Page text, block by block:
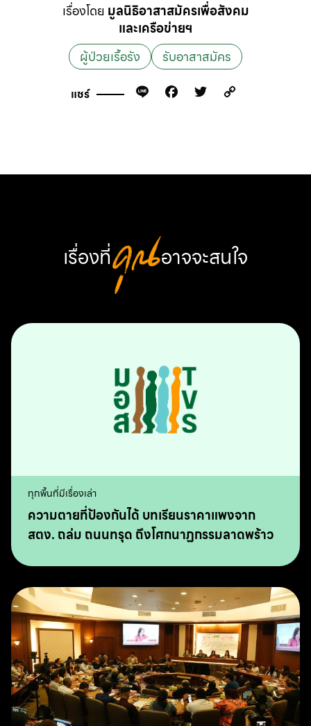
เรื่องโดย มูลนิธิอาสาสมัครเพื่อสังคม
และเครือข่ายฯ
ผู้ป่วยเรื้อรัง
รับอาสาสมัคร
แชร์ Line Facebook
Twitter
เรื่องที่คุณ อาจจะสนใจ
ทุกพื้นที่มีเรื่องเล่า
ความตายที่ป้องกันได้ บทเรียนราคาแพงจาก
สตง. ถล่ม ถนนทรุด ถึงโศกนาฏกรรมลาดพร้าว